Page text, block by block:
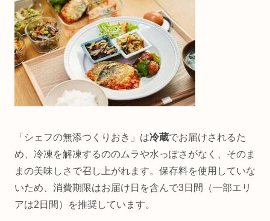
「シェフの無添つくりおき」は冷蔵でお届けされるた
め、冷凍を解凍するののムラや水っぽさがなく、そのま
まの美味しさで召し上がれます。保存料を使用していな
いため、消費期限はお届け日を含んで3日間（一部エリ
アは2日間）を推奨しています。